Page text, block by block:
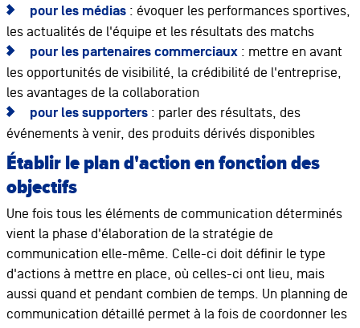
pour les médias: évoquer les performances sportives,
les actualités de l'équipe et les résultats des matchs
pour les partenaires commerciaux: mettre en avant
les opportunités de visibilité, la crédibilité de l'entreprise,
les avantages de la collaboration
pour les supporters : parler des résultats, des
événements à venir, des produits dérivés disponibles
Établir le plan d'action en fonction des
objectifs
Une fois tous les éléments de communication déterminés
vient la phase d'élaboration de la stratégie de
communication elle-même. Celle-ci doit définir le type
d'actions à mettre en place, où celles-ci ont lieu, mais
aussi quand et pendant combien de temps. Un planning de
communication détaillé permet à la fois de coordonner les